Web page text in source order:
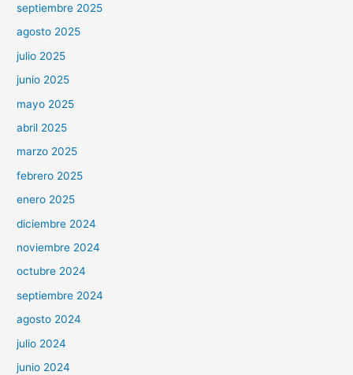
septiembre 2025
agosto 2025
julio 2025
junio 2025
mayo 2025
abril 2025
marzo 2025
febrero 2025
enero 2025
diciembre 2024
noviembre 2024
octubre 2024
septiembre 2024
agosto 2024
julio 2024
junio 2024